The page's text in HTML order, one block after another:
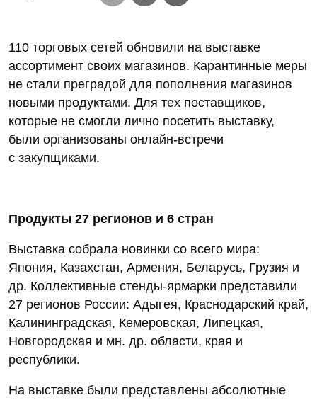
110 торговых сетей обновили на выставке
ассортимент своих магазинов. Карантинные меры
не стали преградой для пополнения магазинов
новыми продуктами. Для тех поставщиков,
которые не смогли лично посетить выставку,
были организованы онлайн-встречи
с закупщиками.
Продукты 27 регионов и 6 стран
Выставка собрала новинки со всего мира:
Япония, Казахстан, Армения, Беларусь, Грузия и
др. Коллективные стенды-ярмарки представили
27 регионов России: Адыгея, Краснодарский край,
Калининградская, Кемеровская, Липецкая,
Новгородская и мн. др. области, края и
республики.
На выставке были представлены абсолютные